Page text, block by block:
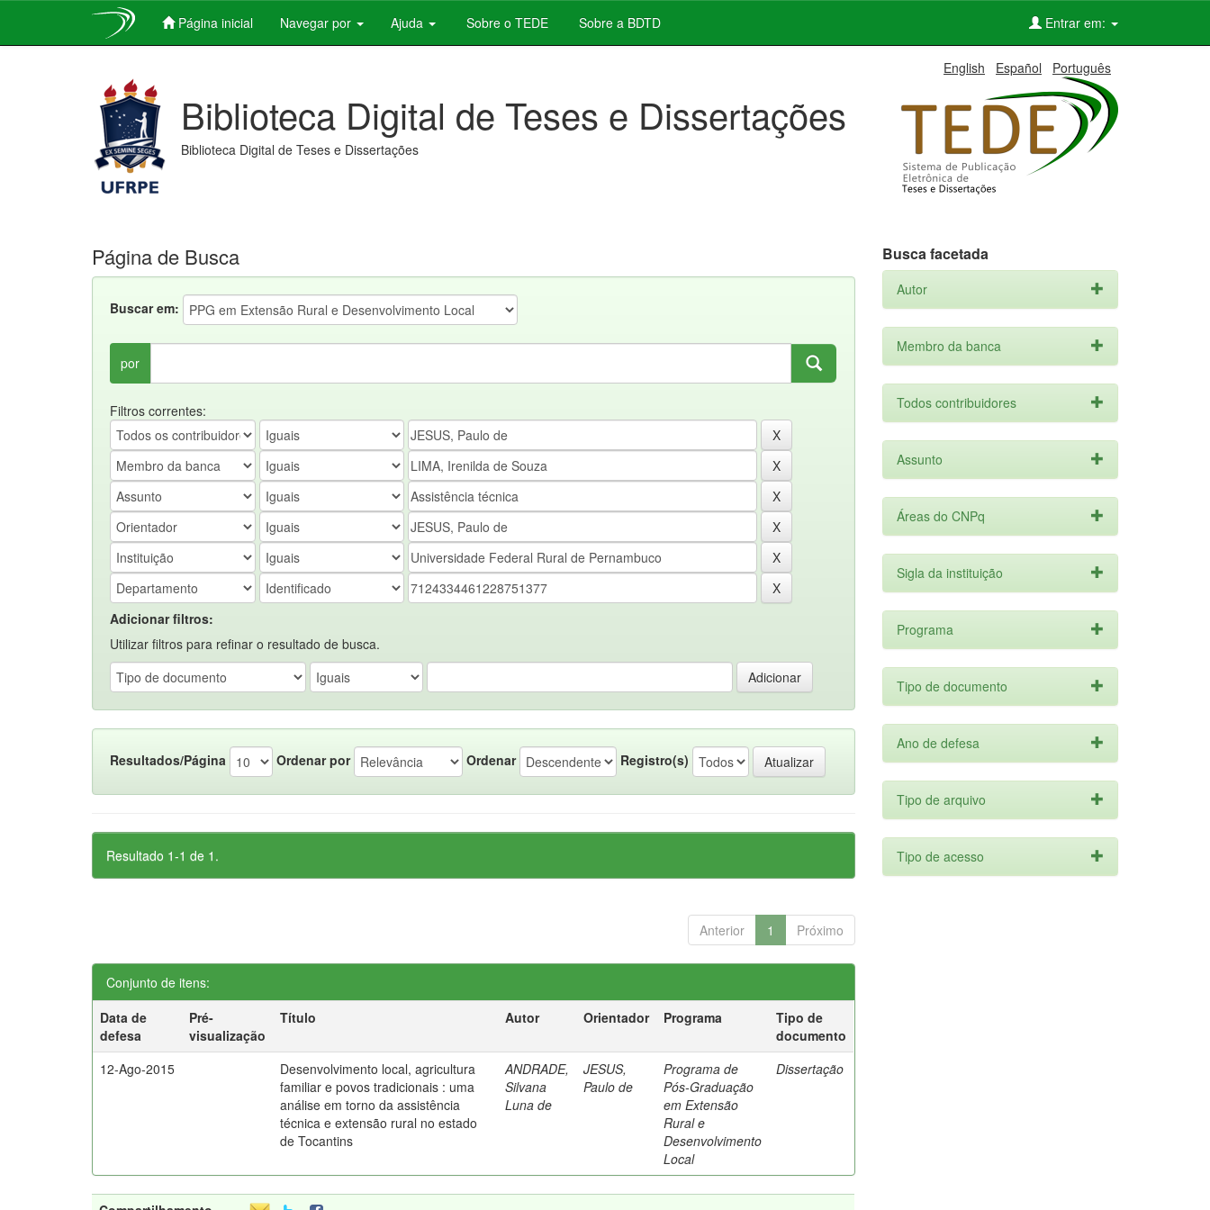
Página inicial Navegar por Ajuda Sobre o TEDE Sobre a BDTD Entrar em:
English Español Português
Biblioteca Digital de Teses e Dissertações
Biblioteca Digital de Teses e Dissertações
Página de Busca
Buscar em:
por
Filtros correntes:
Adicionar filtros:
Utilizar filtros para refinar o resultado de busca.
Resultados/Página Ordenar por Ordenar Registro(s)
Resultado 1-1 de 1.
Anterior 1 Próximo
Conjunto de itens:
Data de
defesa
Pré-
visualização
Título Autor Orientador Programa
Tipo de
documento
12-Ago-2015
Desenvolvimento local, agricultura
familiar e povos tradicionais : uma
análise em torno da assistência
técnica e extensão rural no estado
de Tocantins
ANDRADE,
Silvana
Luna de
JESUS,
Paulo de
Programa de
Pós-Graduação
em Extensão
Rural e
Desenvolvimento
Local
Dissertação
Busca facetada
Autor
Membro da banca
Todos contribuidores
Assunto
Áreas do CNPq
Sigla da instituição
Programa
Tipo de documento
Ano de defesa
Tipo de arquivo
Tipo de acesso